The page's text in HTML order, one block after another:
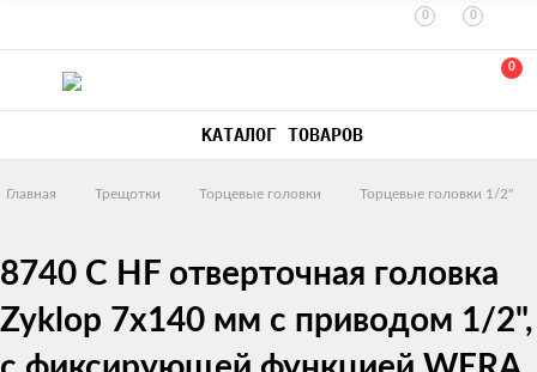
0 0
0
КАТАЛОГ ТОВАРОВ
Главная Трещотки Торцевые головки Торцевые головки 1/2"
8740 C HF отверточная головка
Zyklop 7х140 мм с приводом 1/2",